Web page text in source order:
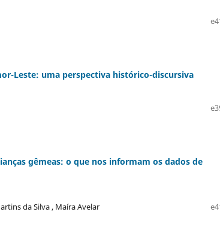
Leste: uma perspectiva histórico-discursiva
gêmeas: o que nos informam os dados de
da Silva , Maíra Avelar